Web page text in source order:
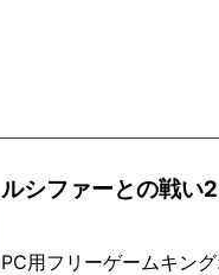
ルシファーとの戦
PC用フリーゲームキン